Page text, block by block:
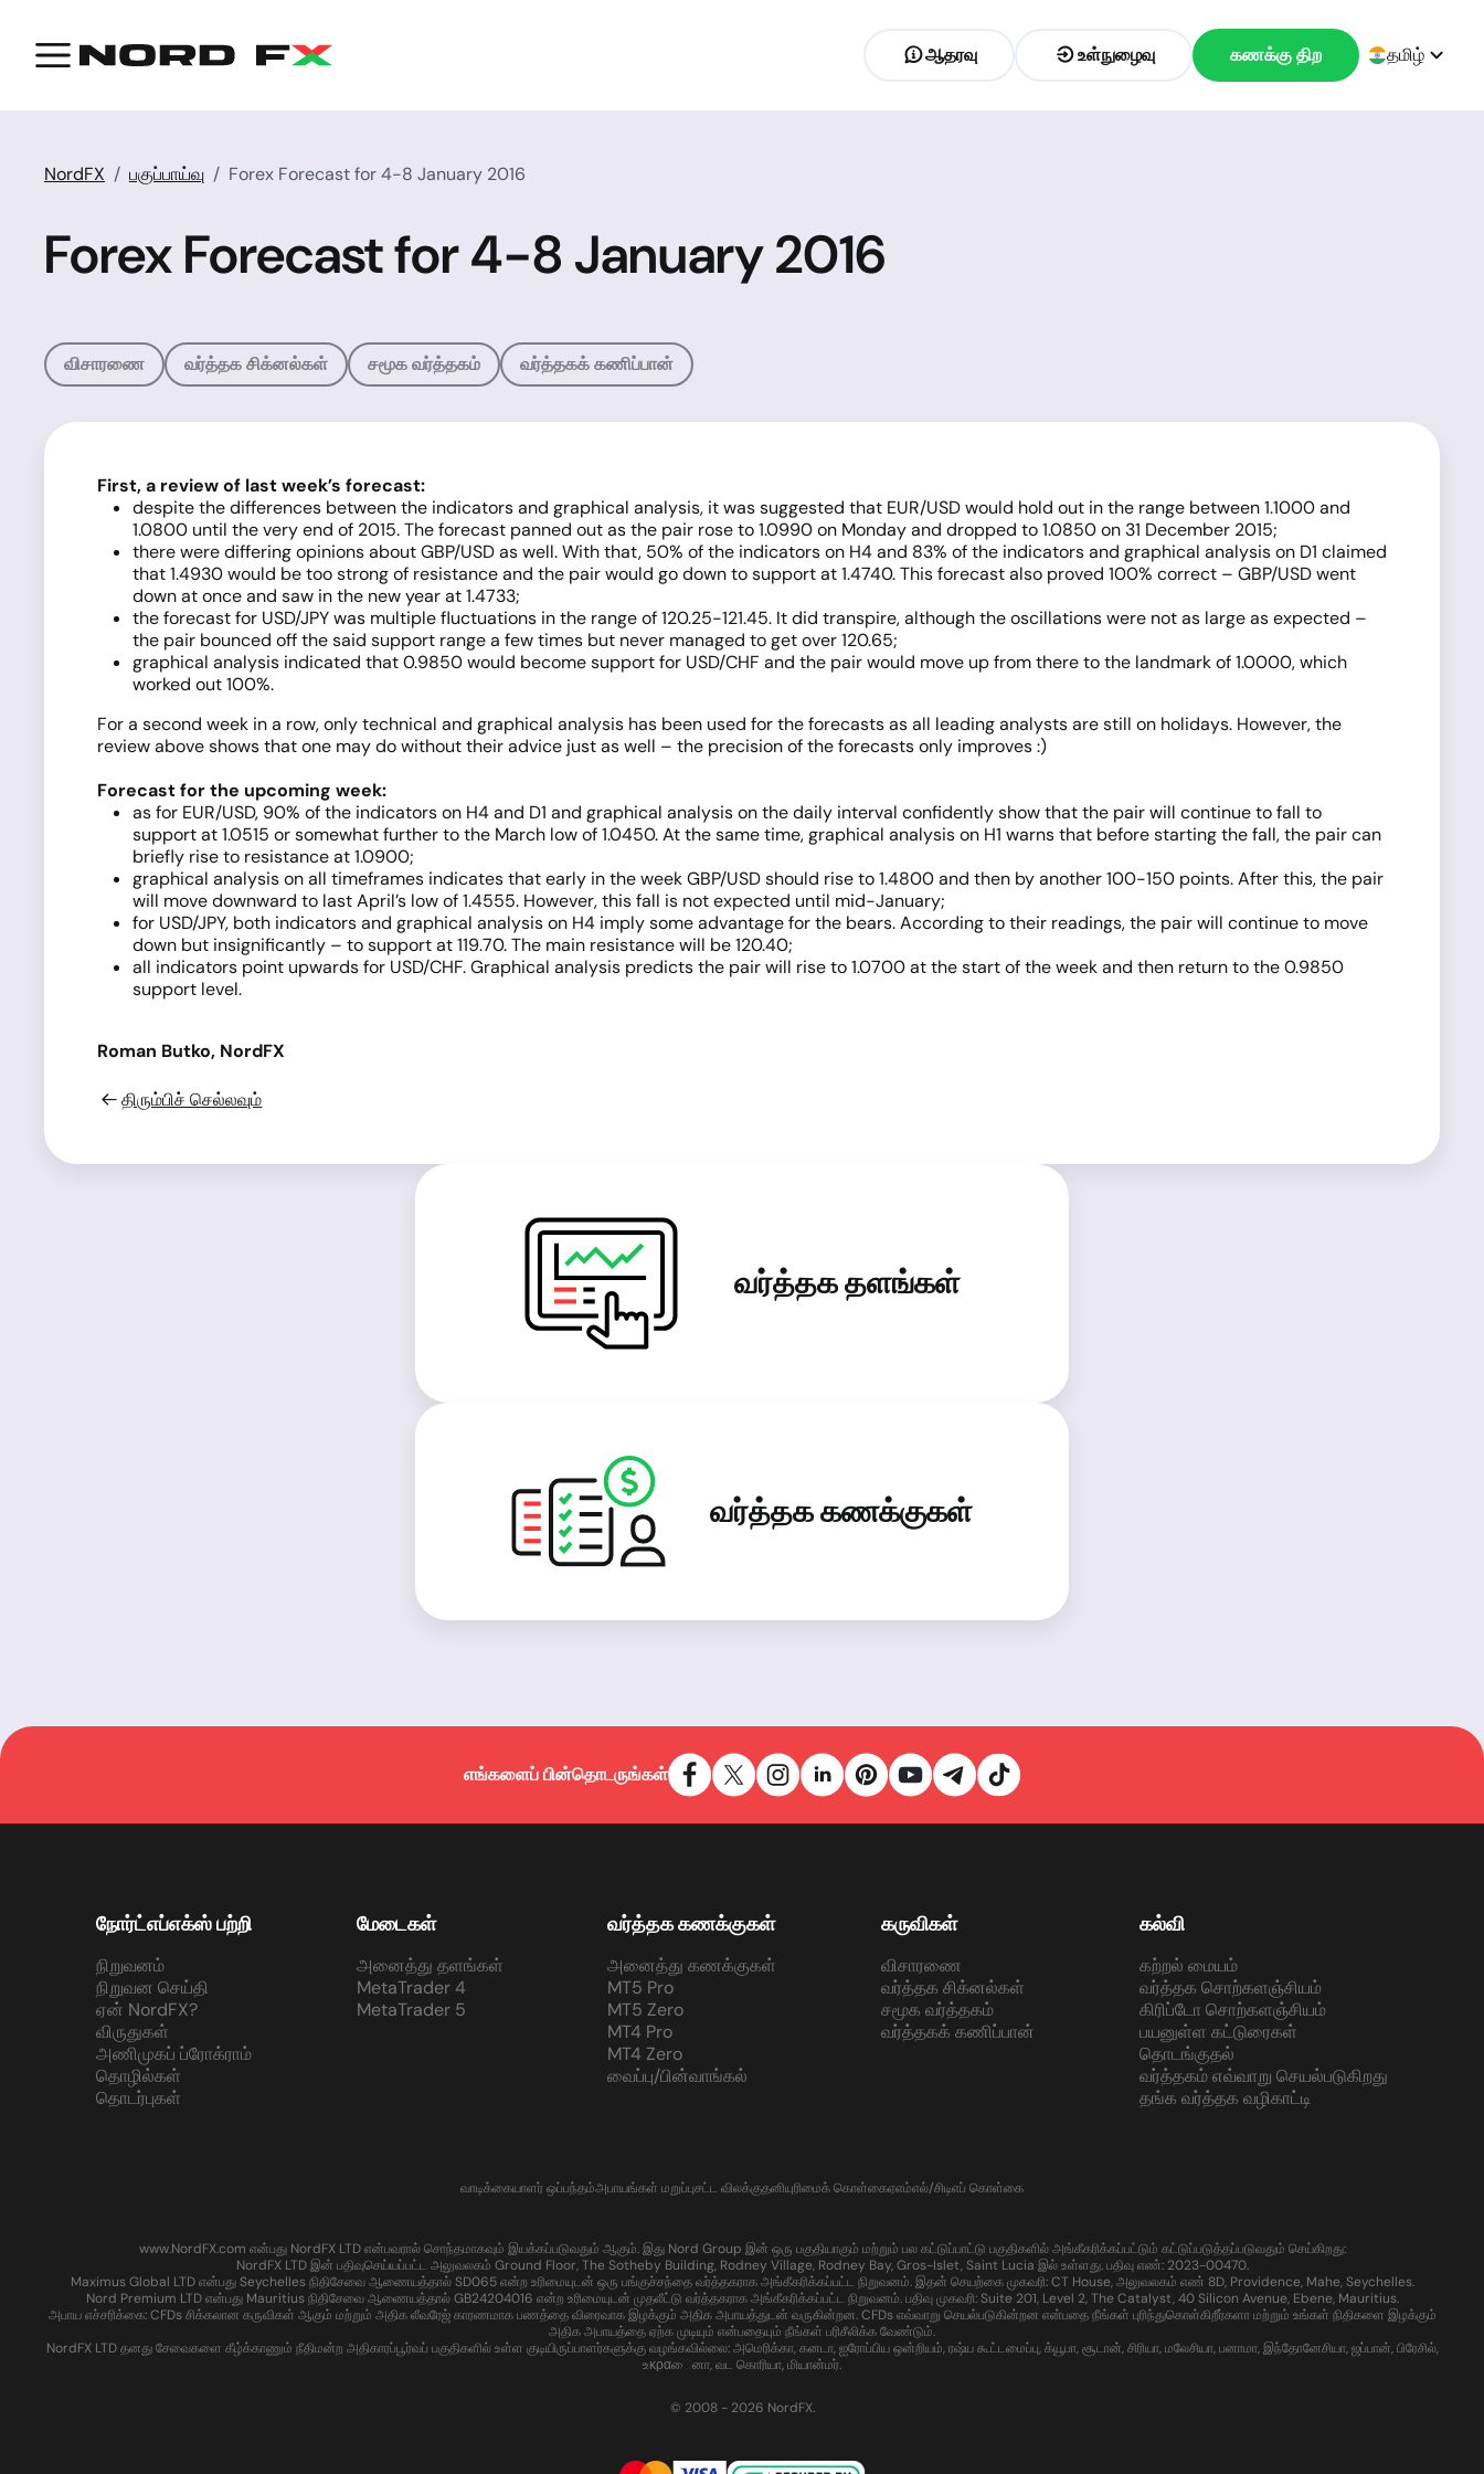
ஆதரவு உள்நுழைவு கணக்கு திற தமிழ்
NordFX பகுப்பாய்வு Forex Forecast for 4-8 January 2016
Forex Forecast for 4-8 January 2016
விசாரணை வர்த்தக சிக்னல்கள் சமூக வர்த்தகம் வர்த்தகக் கணிப்பான்
First,a review of last week’s forecast:
despite the differences between the indicators and graphical analysis, it was suggested that EUR/USD would hold out in the range between 1.1000 and
1.0800 until the very end of 2015. The forecast panned out as the pair rose to 1.0990 on Monday and dropped to 1.0850 on 31 December 2015;
there were differing opinions about GBP/USD as well. With that, 50% of the indicators on H4 and 83% of the indicators and graphical analysis on D1 claimed
that 1.4930 would be too strong of resistance and the pair would go down to support at 1.4740. This forecast also proved 100% correct – GBP/USD went
down at once and saw in the new year at 1.4733;
the forecast for USD/JPY was multiple fluctuations in the range of 120.25-121.45. It did transpire, although the oscillations were not as large as expected –
the pair bounced off the said support range a few times but never managed to get over 120.65;
graphical analysis indicated that 0.9850 would become support for USD/CHF and the pair would move up from there to the landmark of 1.0000, which
worked out 100%.
For a second week in a row, only technical and graphical analysis has been used for the forecasts as all leading analysts are still on holidays. However, the
review above shows that one may do without their advice just as well – the precision of the forecasts only improves :)
Forecast for the upcoming week:
as for EUR/USD, 90% of the indicators on H4 and D1 and graphical analysis on the daily interval confidently show that the pair will continue to fall to
support at 1.0515 or somewhat further to the March low of 1.0450. At the same time, graphical analysis on H1 warns that before starting the fall, the pair can
briefly rise to resistance at 1.0900;
graphical analysis on all timeframes indicates that early in the week GBP/USD should rise to 1.4800 and then by another 100-150 points. After this, the pair
will move downward to last April’s low of 1.4555. However, this fall is not expected until mid-January;
for USD/JPY, both indicators and graphical analysis on H4 imply some advantage for the bears. According to their readings, the pair will continue to move
down but insignificantly – to support at 119.70. The main resistance will be 120.40;
all indicators point upwards for USD/CHF. Graphical analysis predicts the pair will rise to 1.0700 at the start of the week and then return to the 0.9850
support level.
Roman Butko, NordFX
திரும்பிச் செல்லவும்
வர்த்தக தளங்கள்
வர்த்தக கணக்குகள்
எங்களைப் பின்தொடருங்கள்
நோர்ட்எப்எக்ஸ் பற்றி
நிறுவனம்
நிறுவன செய்தி
ஏன் NordFX?
விருதுகள்
அணிமுகப் ப்ரோக்ராம்
தொழில்கள்
தொடர்புகள்
மேடைகள்
அனைத்து தளங்கள்
MetaTrader 4
MetaTrader 5
வர்த்தக கணக்குகள்
அனைத்து கணக்குகள்
MT5 Pro
MT5 Zero
MT4 Pro
MT4 Zero
வைப்பு/பின்வாங்கல்
கருவிகள்
விசாரணை
வர்த்தக சிக்னல்கள்
சமூக வர்த்தகம்
வர்த்தகக் கணிப்பான்
கல்வி
கற்றல் மையம்
வர்த்தக சொற்களஞ்சியம்
கிரிப்டோ சொற்களஞ்சியம்
பயனுள்ள கட்டுரைகள்
தொடங்குதல்
வர்த்தகம் எவ்வாறு செயல்படுகிறது
தங்க வர்த்தக வழிகாட்டி
வாடிக்கையாளர் ஒப்பந்தம்அபாயங்கள் மறுப்புசட்ட விலக்குதனியுரிமைக் கொள்கைஏஎம்எல்/சிடிஎப் கொள்கை
www.NordFX.com என்பது NordFX LTD என்பவரால் சொந்தமாகவும் இயக்கப்படுவதும் ஆகும். இது Nord Group இன் ஒரு பகுதியாகும் மற்றும் பல கட்டுப்பாட்டு பகுதிகளில் அங்கீகரிக்கப்பட்டும் கட்டுப்படுத்தப்படுவதும் செய்கிறது:
NordFX LTD இன் பதிவுசெய்யப்பட்ட அலுவலகம் Ground Floor, The Sotheby Building, Rodney Village, Rodney Bay, Gros-Islet, Saint Lucia இல் உள்ளது. பதிவு எண்: 2023-00470.
Maximus Global LTD என்பது Seychelles நிதிசேவை ஆணையத்தால் SD065 என்ற உரிமையுடன் ஒரு பங்குச்சந்தை வர்த்தகராக அங்கீகரிக்கப்பட்ட நிறுவனம். இதன் செயற்கை முகவரி: CT House, அலுவலகம் எண் 8D, Providence, Mahe, Seychelles.
Nord Premium LTD என்பது Mauritius நிதிசேவை ஆணையத்தால் GB24204016 என்ற உரிமையுடன் முதலீட்டு வர்த்தகராக அங்கீகரிக்கப்பட்ட நிறுவனம். பதிவு முகவரி: Suite 201, Level 2, The Catalyst, 40 Silicon Avenue, Ebene, Mauritius.
அபாய எச்சரிக்கை: CFDs சிக்கலான கருவிகள் ஆகும் மற்றும் அதிக லீவரேஜ் காரணமாக பணத்தை விரைவாக இழக்கும் அதிக அபாயத்துடன் வருகின்றன. CFDs எவ்வாறு செயல்படுகின்றன என்பதை நீங்கள் புரிந்துகொள்கிறீர்களா மற்றும் உங்கள் நிதிகளை இழக்கும்
அதிக அபாயத்தை ஏற்க முடியும் என்பதையும் நீங்கள் பரிசீலிக்க வேண்டும்.
NordFX LTD தனது சேவைகளை கீழ்க்காணும் நீதிமன்ற அதிகாரப்பூர்வப் பகுதிகளில் உள்ள குடியிருப்பாளர்களுக்கு வழங்கவில்லை: அமெரிக்கா, கனடா, ஐரோப்பிய ஒன்றியம், ரஷ்ய கூட்டமைப்பு, க்யூபா, சூடான், சிரியா, மலேசியா, பனாமா, இந்தோனேசியா, ஜப்பான், பிரேசில்,
உκραைனா, வட கொரியா, மியான்மர்.
© 2008 - 2026 NordFX.